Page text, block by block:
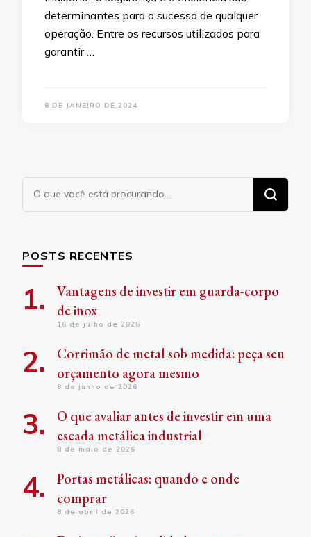
determinantes para o sucesso de qualquer
operação. Entre os recursos utilizados para
garantir …
8 DE JANEIRO DE 2024
Procurando
algo?
POSTS RECENTES
Vantagens de investir em guarda-corpo
de inox
16 de julho de 2026
Corrimão de metal sob medida: peça seu
orçamento agora mesmo
8 de junho de 2026
O que avaliar antes de investir em uma
escada metálica industrial
8 de maio de 2026
Portas metálicas: quando e onde
comprar
8 de abril de 2026